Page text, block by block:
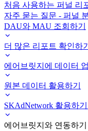
처음 사용하는 퍼널 리
자주 묻는 질문 - 퍼널
DAU와 MAU 조회하기
더 많은 리포트 확인하기
에어브릿지에 데이터
원본 데이터 활용하기
SKAdNetwork 활용하
에어브릿지와 연동하기